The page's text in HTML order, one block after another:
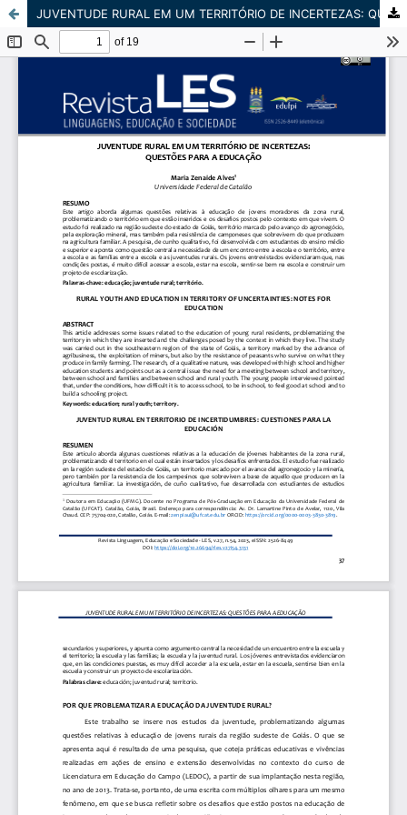
JUVENTUDE RURAL EM UM TERRITÓRIO DE INCERTEZAS: QUESTÕES PARA A EDUCAÇÃO